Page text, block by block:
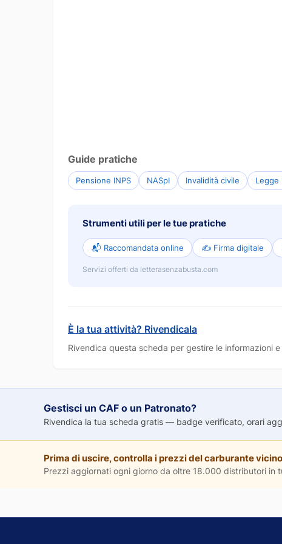
Guide pratiche
Pensione INPS NASpI Invalidità civile Legge
Strumenti utili per le tue pratiche
📬 Raccomandata online ✍️ Firma digitale
Servizi offerti da letterasenzabusta.com
È la tua attività? Rivendicala
Rivendica questa scheda per gestire le informazioni
Gestisci un CAF o un Patronato?
Rivendica la tua scheda gratis — badge verificato, orari
Prima di uscire, controlla i prezzi del carburante
Prezzi aggiornati ogni giorno da oltre 18.000 distributori in